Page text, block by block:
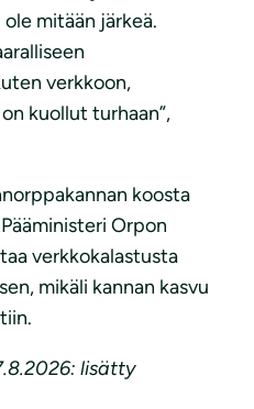
mitään järkeä.
verkkoon,
kuollut turhaan”,
koosta
Orpon
verkkokalastusta
mikäli kannan kasvu
lisätty